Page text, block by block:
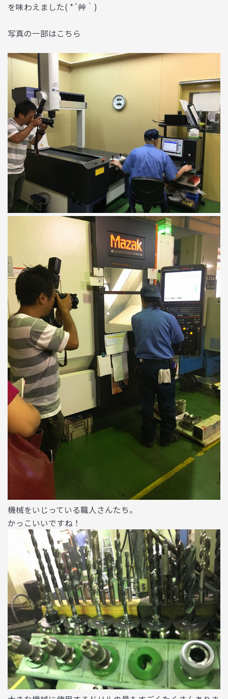
を味わえました( *´艸｀)
写真の一部はこちら
機械をいじっている職人さんたち。
かっこいいですね！